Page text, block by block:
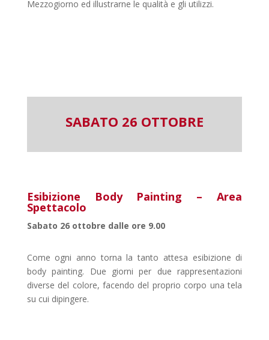
Mezzogiorno ed illustrarne le qualità e gli utilizzi.
SABATO 26 OTTOBRE
Esibizione Body Painting – Area
Spettacolo
Sabato 26 ottobre dalle ore 9.00
Come ogni anno torna la tanto attesa esibizione di
body painting. Due giorni per due rappresentazioni
diverse del colore, facendo del proprio corpo una tela
su cui dipingere.